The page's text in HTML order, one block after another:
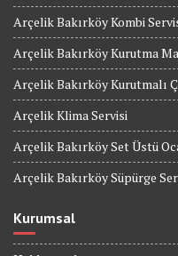
Arçelik Bakırköy Kombi
Arçelik Bakırköy Kurutma
Arçelik Bakırköy Kurutmalı
Arçelik Klima Servisi
Arçelik Bakırköy Set Üstü
Arçelik Bakırköy Süpürge
Kurumsal